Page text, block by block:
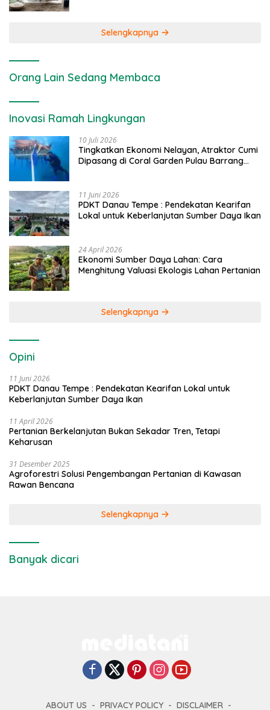
Selengkapnya
Orang Lain Sedang Membaca
Inovasi Ramah Lingkungan
10 Juli 2026
Tingkatkan Ekonomi Nelayan, Atraktor Cumi
Dipasang di Coral Garden Pulau Barrang
11 Juni 2026
PDKT Danau Tempe : Pendekatan Kearifan
Lokal untuk Keberlanjutan Sumber Daya Ikan
24 April 2026
Ekonomi Sumber Daya Lahan: Cara
Menghitung Valuasi Ekologis Lahan Pertanian
Selengkapnya
Opini
11 Juni 2026
PDKT Danau Tempe : Pendekatan Kearifan Lokal untuk
Keberlanjutan Sumber Daya Ikan
11 April 2026
Pertanian Berkelanjutan Bukan Sekadar Tren, Tetapi
Keharusan
31 Desember 2025
Agroforestri Solusi Pengembangan Pertanian di Kawasan
Rawan Bencana
Selengkapnya
Banyak dicari
ABOUT US PRIVACY POLICY DISCLAIMER